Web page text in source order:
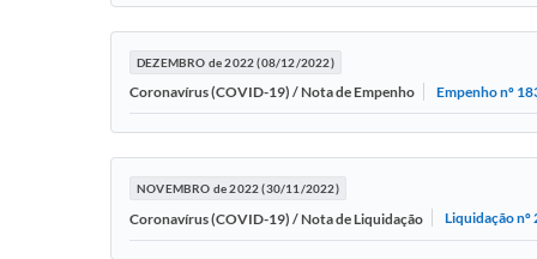
DEZEMBRO de 2022 (08/12/2022)
Coronavírus (COVID-19) / Nota de Empenho Empenho nº
NOVEMBRO de 2022 (30/11/2022)
Coronavírus (COVID-19) / Nota de Liquidação Liquidação nº